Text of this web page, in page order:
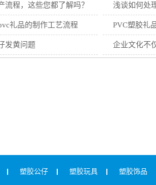
流程，这些您都了解吗？ 浅谈如何处
礼品的制作工艺流程 PVC塑胶礼
发黄问题 企业文化不
塑胶公仔 塑胶玩具 塑胶饰品